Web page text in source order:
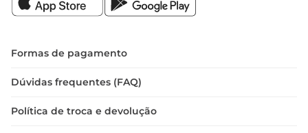
Formas de pagamento
Dúvidas frequentes (FAQ)
Política de troca e devolução